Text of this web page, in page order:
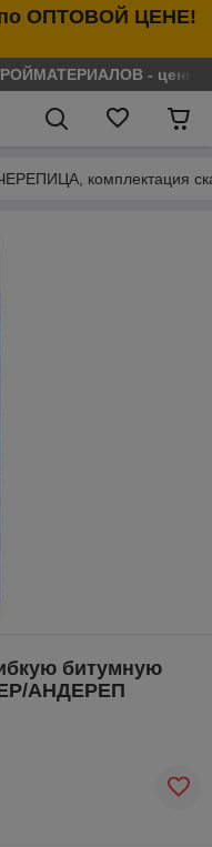
ОПТОВОЙ ЦЕНЕ!
- цены
комплектация
битумную
АНДЕРЕП